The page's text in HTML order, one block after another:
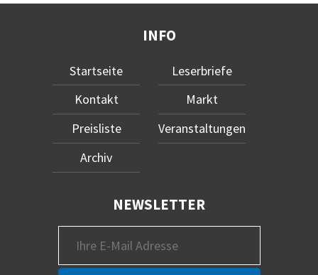
INFO
Startseite
Kontakt
Preisliste
Archiv
Leserbriefe
Markt
Veranstaltungen
NEWSLETTER